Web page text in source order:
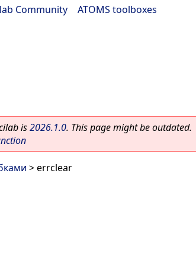
Community ATOMS toolboxes
is2026.1.0. This page might be outdated.
> errclear